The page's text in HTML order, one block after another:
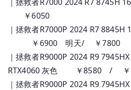
￥6050
｜拯救者R7000P 2024 R7 8845H
￥6900 明天/ ￥7800
｜拯救者R9000P 2024 R9
RTX4060 灰色 ￥8580 / ￥
｜拯救者R9000P 2024 R9